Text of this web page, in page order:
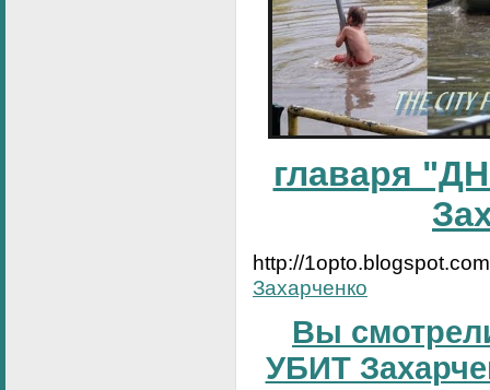
главаря
http://
Захарченко
Вы
УБИТ